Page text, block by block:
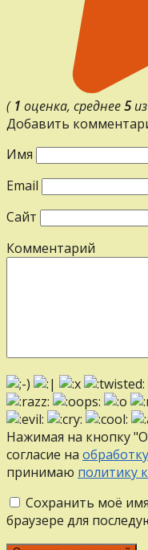
( 1 оценка, среднее5из
Добавить
Имя
Email
Сайт
Комментарий
Нажимая на кнопку
согласие на
принимаю политику
Сохранить моё
браузере для